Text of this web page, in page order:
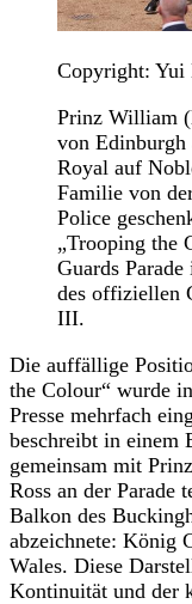
Copyright: Yui
Prinz William
von Edinburgh
Royal auf
Familie von
Police
„Trooping the
Guards
des offiziellen
III.
Die auffällige
the Colour“ wurde
Presse mehrfach
beschreibt in einem
gemeinsam mit
Ross an der Parade
Balkon des
abzeichnete: König
Wales. Diese
Kontinuität und der